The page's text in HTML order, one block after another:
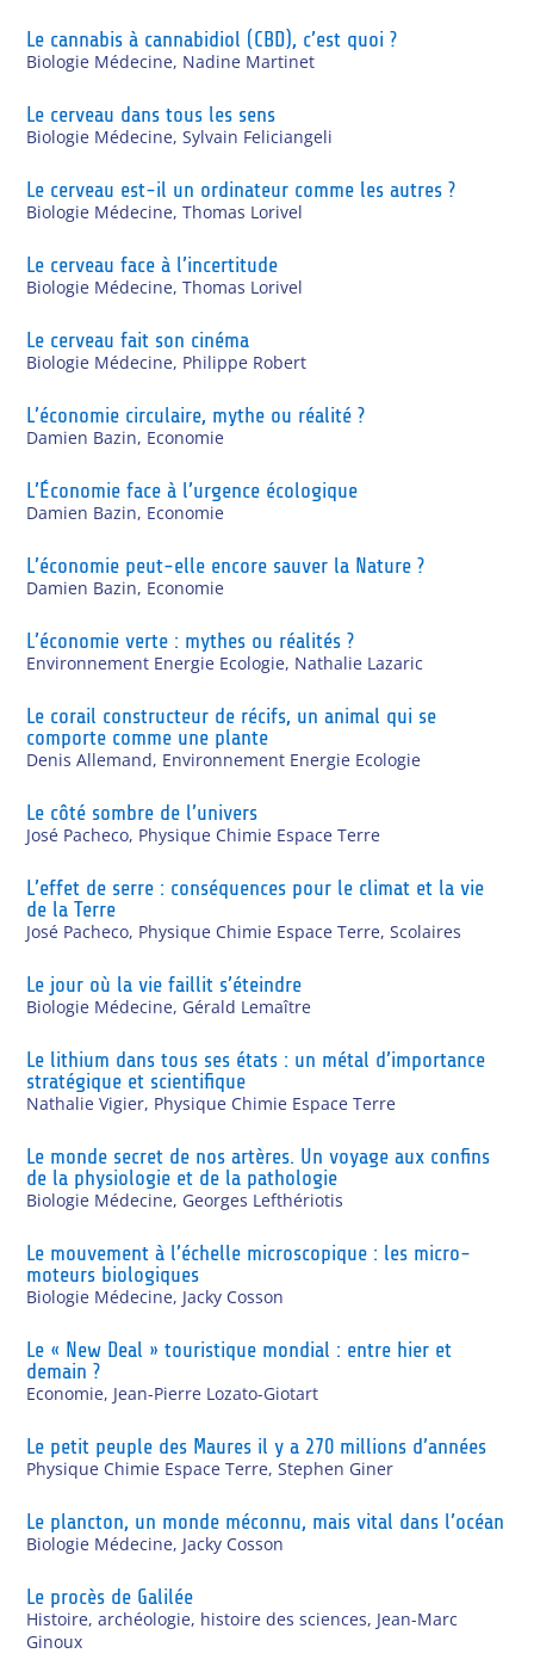
Le cannabis à cannabidiol (CBD), c’est quoi ?
Biologie Médecine, Nadine Martinet
Le cerveau dans tous les sens
Biologie Médecine,Sylvain Feliciangeli
Le cerveau est-il un ordinateur comme les autres ?
Biologie Médecine,Thomas Lorivel
Le cerveau face à l’incertitude
Biologie Médecine,Thomas Lorivel
Le cerveau fait son cinéma
Biologie Médecine, Philippe Robert
L’économie circulaire, mythe ou réalité ?
Damien Bazin, Economie
L’Économie face à l’urgence écologique
Damien Bazin, Economie
L’économie peut-elle encore sauver la Nature ?
Damien Bazin, Economie
L’économie verte : mythes ou réalités ?
Environnement Energie Ecologie, Nathalie Lazaric
Le corail constructeur de récifs, un animal qui se
comporte comme une plante
Denis Allemand, Environnement Energie Ecologie
Le côté sombre de l’univers
José Pacheco, Physique Chimie Espace Terre
L’effet de serre : conséquences pour le climat et la vie
de la Terre
José Pacheco, Physique Chimie Espace Terre,Scolaires
Le jour où la vie faillit s’éteindre
Biologie Médecine, Gérald Lemaître
Le lithium dans tous ses états : un métal d’importance
stratégique et scientifique
Nathalie Vigier, Physique Chimie Espace Terre
Le monde secret de nos artères. Un voyage aux confins
de la physiologie et de la pathologie
Biologie Médecine, Georges Lefthériotis
Le mouvement à l’échelle microscopique : les micro-
moteurs biologiques
Biologie Médecine, Jacky Cosson
Le « New Deal » touristique mondial : entre hier et
demain ?
Economie, Jean-Pierre Lozato-Giotart
Le petit peuple des Maures il y a 270 millions d’années
Physique Chimie Espace Terre,Stephen Giner
Le plancton, un monde méconnu, mais vital dans l’océan
Biologie Médecine, Jacky Cosson
Le procès de Galilée
Histoire, archéologie, histoire des sciences, Jean-Marc
Ginoux